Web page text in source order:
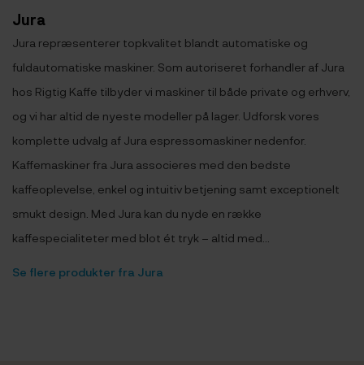
Jura
Jura repræsenterer topkvalitet blandt automatiske og
fuldautomatiske maskiner. Som autoriseret forhandler af Jura
hos Rigtig Kaffe tilbyder vi maskiner til både private og erhverv,
og vi har altid de nyeste modeller på lager. Udforsk vores
komplette udvalg af Jura espressomaskiner nedenfor.
Kaffemaskiner fra Jura associeres med den bedste
kaffeoplevelse, enkel og intuitiv betjening samt exceptionelt
smukt design. Med Jura kan du nyde en række
kaffespecialiteter med blot ét tryk – altid med...
Se flere produkter fra Jura